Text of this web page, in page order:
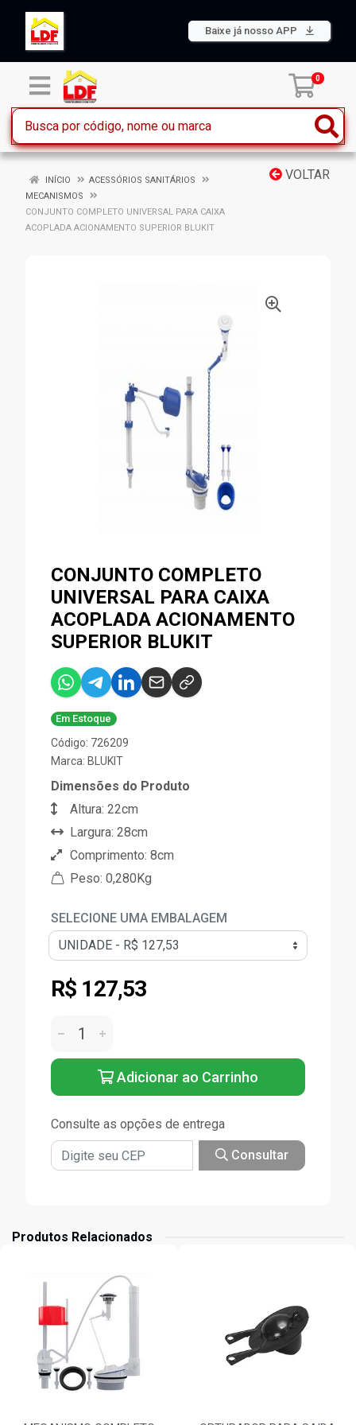
Baixe já nosso APP
0
VOLTAR
INÍCIO
ACESSÓRIOS SANITÁRIOS
MECANISMOS
CONJUNTO COMPLETO UNIVERSAL PARA CAIXA
ACOPLADA ACIONAMENTO SUPERIOR BLUKIT
CONJUNTO COMPLETO
UNIVERSAL PARA CAIXA
ACOPLADA ACIONAMENTO
SUPERIOR BLUKIT
Em Estoque
Código: 726209
Marca: BLUKIT
Dimensões do Produto
Altura: 22cm
Largura: 28cm
Comprimento: 8cm
Peso: 0,280Kg
SELECIONE UMA EMBALAGEM
R$ 127,53
Adicionar ao Carrinho
Consulte as opções de entrega
Consultar
Produtos Relacionados